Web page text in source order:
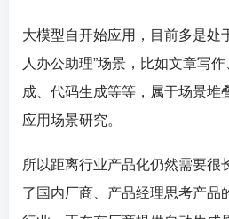
大模型自开始应用，目前多是处
人办公助理”场景，比如文章写
成、代码生成等等，属于场景堆
应用场景研究。
所以距离行业产品化仍然需要很
了国内厂商、产品经理思考产品